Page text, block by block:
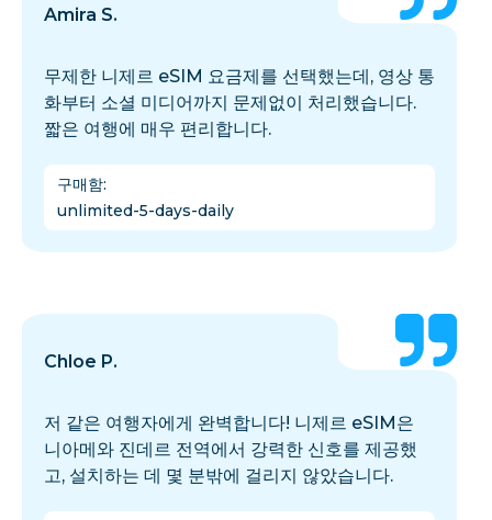
Amira S.
무제한 니제르 eSIM 요금제를 선택했는데, 영상 통
화부터 소셜 미디어까지 문제없이 처리했습니다.
짧은 여행에 매우 편리합니다.
구매함:
unlimited-5-days-daily
Chloe P.
저 같은 여행자에게 완벽합니다! 니제르 eSIM은
니아메와 진데르 전역에서 강력한 신호를 제공했
고, 설치하는 데 몇 분밖에 걸리지 않았습니다.